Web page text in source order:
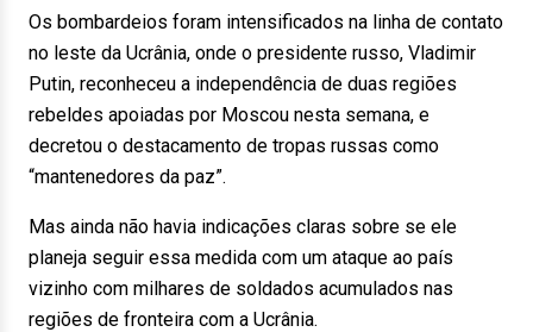
Os bombardeios foram intensificados na linha de contato
no leste da Ucrânia, onde o presidente russo, Vladimir
Putin, reconheceu a independência de duas regiões
rebeldes apoiadas por Moscou nesta semana, e
decretou o destacamento de tropas russas como
“mantenedores da paz”.
Mas ainda não havia indicações claras sobre se ele
planeja seguir essa medida com um ataque ao país
vizinho com milhares de soldados acumulados nas
regiões de fronteira com a Ucrânia.